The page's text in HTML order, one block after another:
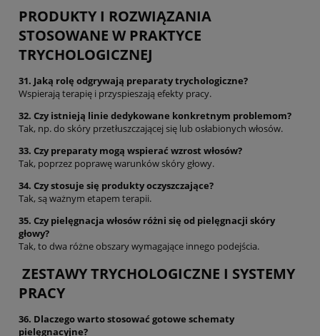
PRODUKTY I ROZWIĄZANIA
STOSOWANE W PRAKTYCE
TRYCHOLOGICZNEJ
31. Jaką rolę odgrywają preparaty trychologiczne?
Wspierają terapię i przyspieszają efekty pracy.
32. Czy istnieją linie dedykowane konkretnym problemom?
Tak, np. do skóry przetłuszczającej się lub osłabionych włosów.
33. Czy preparaty mogą wspierać wzrost włosów?
Tak, poprzez poprawę warunków skóry głowy.
34. Czy stosuje się produkty oczyszczające?
Tak, są ważnym etapem terapii.
35. Czy pielęgnacja włosów różni się od pielęgnacji skóry
głowy?
Tak, to dwa różne obszary wymagające innego podejścia.
ZESTAWY TRYCHOLOGICZNE I SYSTEMY
PRACY
36. Dlaczego warto stosować gotowe schematy
pielęgnacyjne?